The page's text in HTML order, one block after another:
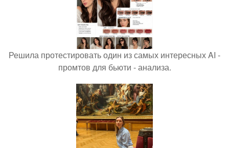
Решила протестировать один из самых интересных AI -
промтов для бьюти - анализа.